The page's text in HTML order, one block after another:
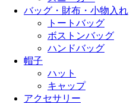
バッグ・財布・小物入れ
トートバッグ
ボストンバッグ
ハンドバッグ
帽子
ハット
キャップ
アクセサリー